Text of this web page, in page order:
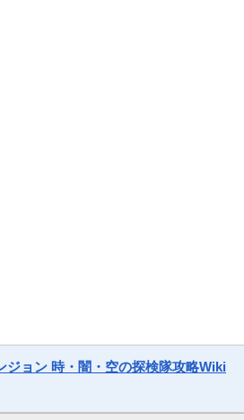
ジョン 時・闇・空の探検隊攻略Wiki